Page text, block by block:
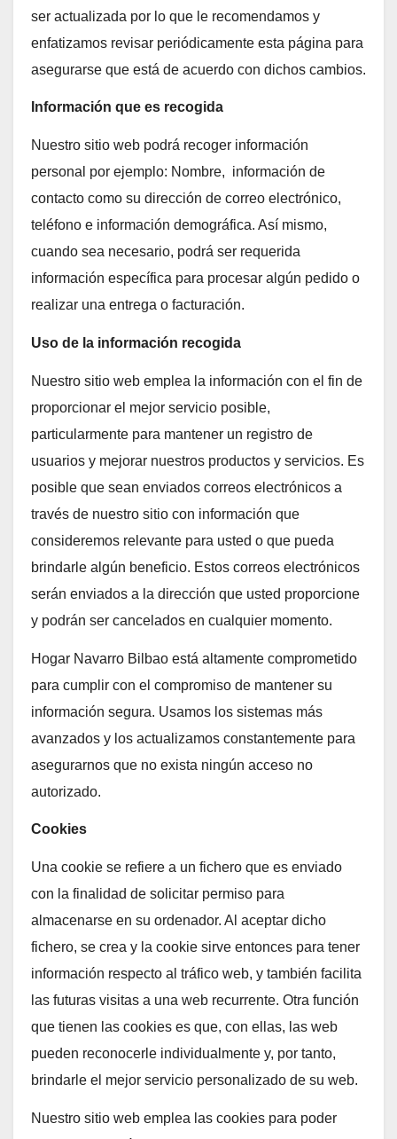
ser actualizada por lo que le recomendamos y
enfatizamos revisar periódicamente esta página para
asegurarse que está de acuerdo con dichos cambios.
Información que es recogida
Nuestro sitio web podrá recoger información
personal por ejemplo: Nombre, información de
contacto como su dirección de correo electrónico,
teléfono e información demográfica. Así mismo,
cuando sea necesario, podrá ser requerida
información específica para procesar algún pedido o
realizar una entrega o facturación.
Uso de la información recogida
Nuestro sitio web emplea la información con el fin de
proporcionar el mejor servicio posible,
particularmente para mantener un registro de
usuarios y mejorar nuestros productos y servicios. Es
posible que sean enviados correos electrónicos a
través de nuestro sitio con información que
consideremos relevante para usted o que pueda
brindarle algún beneficio. Estos correos electrónicos
serán enviados a la dirección que usted proporcione
y podrán ser cancelados en cualquier momento.
Hogar Navarro Bilbao está altamente comprometido
para cumplir con el compromiso de mantener su
información segura. Usamos los sistemas más
avanzados y los actualizamos constantemente para
asegurarnos que no exista ningún acceso no
autorizado.
Cookies
Una cookie se refiere a un fichero que es enviado
con la finalidad de solicitar permiso para
almacenarse en su ordenador. Al aceptar dicho
fichero, se crea y la cookie sirve entonces para tener
información respecto al tráfico web, y también facilita
las futuras visitas a una web recurrente. Otra función
que tienen las cookies es que, con ellas, las web
pueden reconocerle individualmente y, por tanto,
brindarle el mejor servicio personalizado de su web.
Nuestro sitio web emplea las cookies para poder